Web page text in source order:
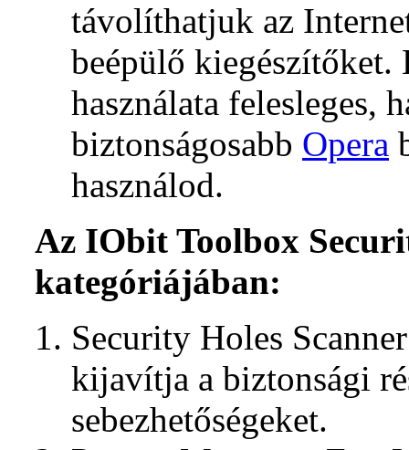
távolíthatjuk az
beépülő kiegészítőket.
használata felesleges,
biztonságosabb Opera
használod.
Az IObit Toolbox
kategóriájában:
Security Holes
kijavítja a biztonsági
sebezhetőségeket.